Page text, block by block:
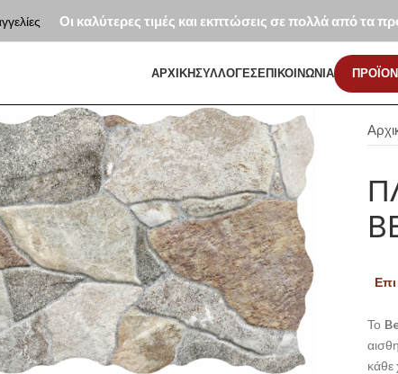
Οι καλύτερες τιμές και εκπτώσεις σε πολλά από τα
ΑΡΧΙΚΗΣΥΛΛΟΓΕΣΕΠΙΚΟΙΝΩΝΙΑ
Το
κάθε